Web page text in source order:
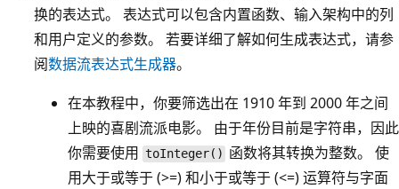
换的表达式。 表达式可以包含内置函数、输入架构中的列
和用户定义的参数。 若要详细了解如何生成表达式，请参
阅数据流表达式生成器。
在本教程中，你要筛选出在 1910 年到 2000 年之间
上映的喜剧流派电影。 由于年份目前是字符串，因此
你需要使用 toInteger() 函数将其转换为整数。 使
用大于或等于 (>=) 和小于或等于 (<=) 运算符与字面